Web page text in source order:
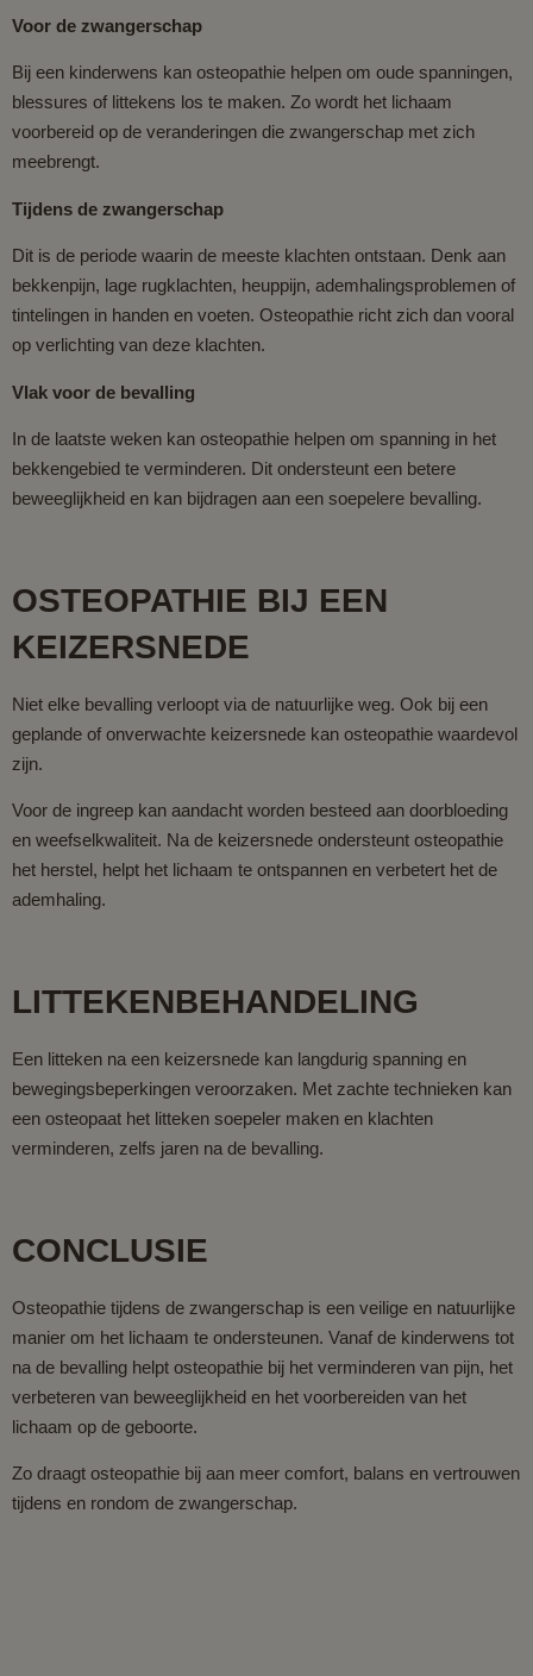
Voor de zwangerschap
Bij een kinderwens kan osteopathie helpen om oude spanningen,
blessures of littekens los te maken. Zo wordt het lichaam
voorbereid op de veranderingen die zwangerschap met zich
meebrengt.
Tijdens de zwangerschap
Dit is de periode waarin de meeste klachten ontstaan. Denk aan
bekkenpijn, lage rugklachten, heuppijn, ademhalingsproblemen of
tintelingen in handen en voeten. Osteopathie richt zich dan vooral
op verlichting van deze klachten.
Vlak voor de bevalling
In de laatste weken kan osteopathie helpen om spanning in het
bekkengebied te verminderen. Dit ondersteunt een betere
beweeglijkheid en kan bijdragen aan een soepelere bevalling.
OSTEOPATHIE BIJ EEN
KEIZERSNEDE
Niet elke bevalling verloopt via de natuurlijke weg. Ook bij een
geplande of onverwachte keizersnede kan osteopathie waardevol
zijn.
Voor de ingreep kan aandacht worden besteed aan doorbloeding
en weefselkwaliteit. Na de keizersnede ondersteunt osteopathie
het herstel, helpt het lichaam te ontspannen en verbetert het de
ademhaling.
LITTEKENBEHANDELING
Een litteken na een keizersnede kan langdurig spanning en
bewegingsbeperkingen veroorzaken. Met zachte technieken kan
een osteopaat het litteken soepeler maken en klachten
verminderen, zelfs jaren na de bevalling.
CONCLUSIE
Osteopathie tijdens de zwangerschap is een veilige en natuurlijke
manier om het lichaam te ondersteunen. Vanaf de kinderwens tot
na de bevalling helpt osteopathie bij het verminderen van pijn, het
verbeteren van beweeglijkheid en het voorbereiden van het
lichaam op de geboorte.
Zo draagt osteopathie bij aan meer comfort, balans en vertrouwen
tijdens en rondom de zwangerschap.